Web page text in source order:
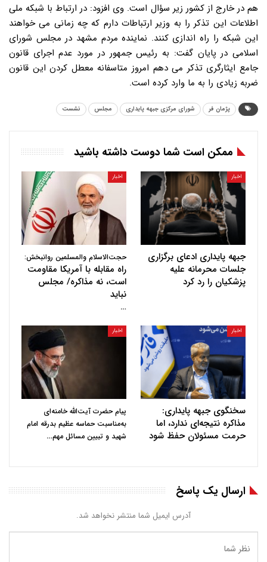
هم در خارج از کشور زیر سؤال است. وی افزود: در ارتباط با شبکه ملی
اطلاعات این تذکر را به وزیر ارتباطات دارم که چه زمانی می خواهند
این شبکه را راه اندازی کنند. نماینده مردم مشهد در مجلس شورای
اسلامی در پایان گفت: به رئیس جمهور در مورد عدم اجرای قانون
جامع ایثارگری تذکر می دهم امروز متاسفانه معطل کردن این قانون
ضربه زیادی را به ما وارد کرده است.
پژمان فر شورای مرکزی جبهه پایداری مجلس نشست
ممکن است شما دوست داشته باشید
اخبار
جبهه پایداری ادعای برگزاری
جلسات محرمانه علیه
پزشکیان را رد کرد
اخبار
حجت‌الاسلام والمسلمین روانبخش:
راه مقابله با آمریکا مقاومت
است، نه مذاکره/ مجلس
نباید
…
اخبار
سخنگوی جبهه پایداری:
مذاکره نتیجه‌ای ندارد، اما
حرمت مسئولان حفظ شود
اخبار
پیام حضرت آیت‌الله خامنه‌ای
به‌مناسبت حماسه عظیم بدرقه امام
شهید و تبیین مسائل مهم…
ارسال یک پاسخ
آدرس ایمیل شما منتشر نخواهد شد.